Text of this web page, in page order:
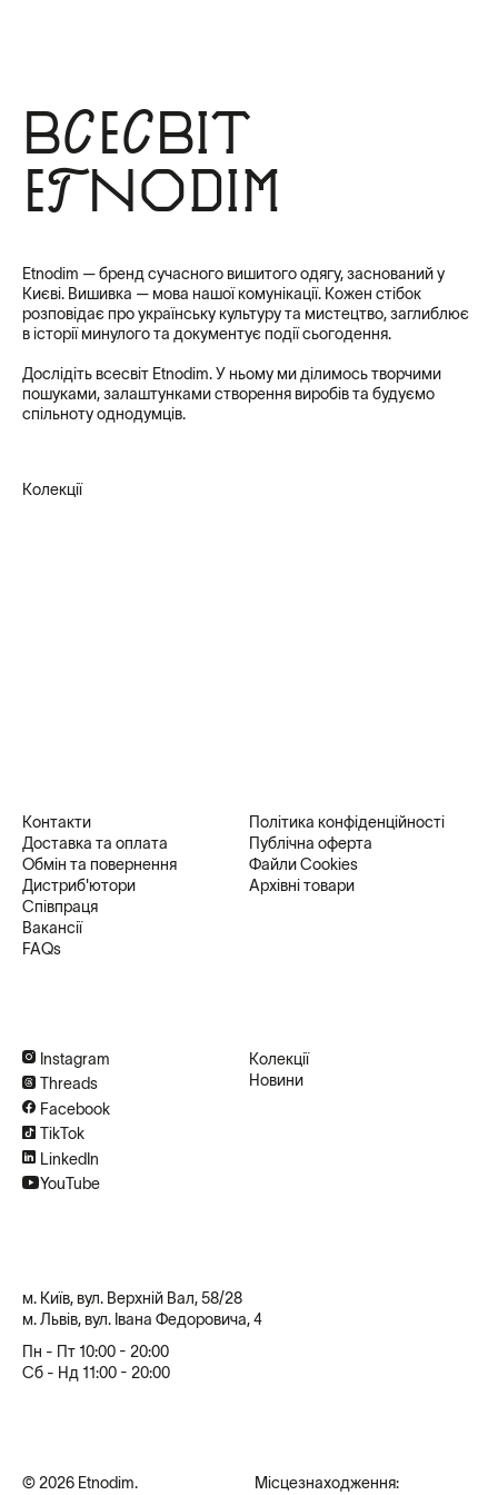
Всесвіт
Etnodim
Etnodim — бренд сучасного вишитого одягу, заснований у
Києві. Вишивка — мова нашої комунікації. Кожен стібок
розповідає про українську культуру та мистецтво, заглиблює
в історії минулого та документує події сьогодення.
Дослідіть всесвіт Etnodim. У ньому ми ділимось творчими
пошуками, залаштунками створення виробів та будуємо
спільноту однодумців.
Колекції
Instagram
Threads
Facebook
TikTok
LinkedIn
YouTube
Контакти
Доставка та оплата
Обмін та повернення
Дистриб'ютори
Співпраця
Вакансії
FAQs
Політика конфіденційності
Публічна оферта
Файли Cookies
Архівні товари
Колекції
Новини
м. Київ, вул. Верхній Вал, 58/28
м. Львів, вул. Івана Федоровича, 4
Пн - Пт 10:00 - 20:00
Сб - Нд 11:00 - 20:00
© 2026 Etnodim.
Місцезнаходження: